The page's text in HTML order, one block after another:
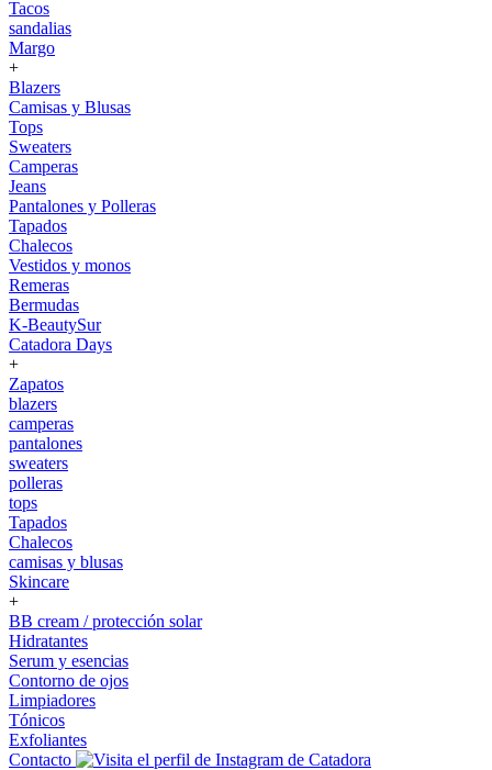
Tacos
sandalias
Margo
+
Blazers
Camisas y Blusas
Tops
Sweaters
Camperas
Jeans
Pantalones y Polleras
Tapados
Chalecos
Vestidos y monos
Remeras
Bermudas
K-BeautySur
Catadora Days
+
Zapatos
blazers
camperas
pantalones
sweaters
polleras
tops
Tapados
Chalecos
camisas y blusas
Skincare
+
BB cream / protección solar
Hidratantes
Serum y esencias
Contorno de ojos
Limpiadores
Tónicos
Exfoliantes
Contacto